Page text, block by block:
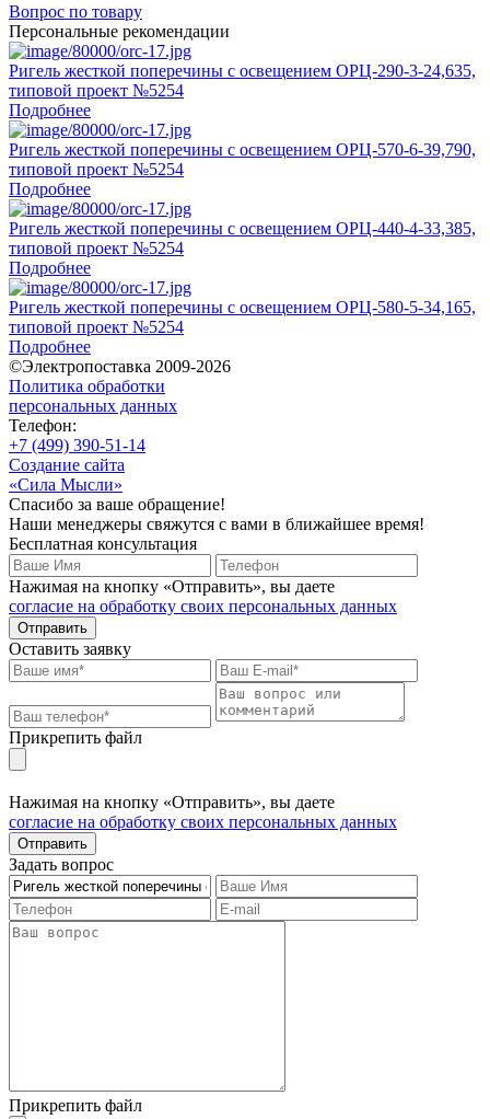
Вопрос по товару
Персональные рекомендации
Ригель жесткой поперечины с освещением ОРЦ-290-3-24,635,
типовой проект №5254
Подробнее
Ригель жесткой поперечины с освещением ОРЦ-570-6-39,790,
типовой проект №5254
Подробнее
Ригель жесткой поперечины с освещением ОРЦ-440-4-33,385,
типовой проект №5254
Подробнее
Ригель жесткой поперечины с освещением ОРЦ-580-5-34,165,
типовой проект №5254
Подробнее
©Электропоставка 2009-2026
Политика обработки
персональных данных
Телефон:
+7 (499) 390-51-14
Создание сайта
«Сила Мысли»
Спасибо за ваше обращение!
Наши менеджеры свяжутся с вами в ближайшее время!
Бесплатная консультация
Нажимая на кнопку «Отправить», вы даете
согласие на обработку своих персональных данных
Отправить
Оставить заявку
Прикрепить файл
Нажимая на кнопку «Отправить», вы даете
согласие на обработку своих персональных данных
Отправить
Задать вопрос
Прикрепить файл